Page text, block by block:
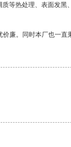
等热处理、表面发黑
廉。同时本厂也一